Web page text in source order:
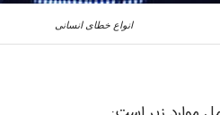
انواع خطای انسانی